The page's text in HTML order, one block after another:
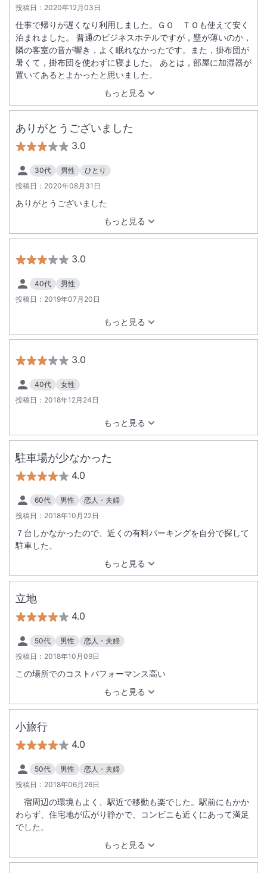
投稿日： 2020年12月03日
もっと見る
仕事で帰りが遅くなり利用しました。ＧＯ ＴＯも使えて安く
泊まれました。 普通のビジネスホテルですが，壁が薄いのか，
隣の客室の音が響き，よく眠れなかったです。また，掛布団が
暑くて，掛布団を使わずに寝ました。 あとは，部屋に加湿器が
置いてあるとよかったと思いました。
ありがとうございました
3.0
30代 男性
ひとり
投稿日： 2020年08月31日
もっと見る
ありがとうございました
3.0
40代
男性
投稿日： 2019年07月20日
もっと見る
3.0
40代
女性
投稿日： 2018年12月24日
もっと見る
駐車場が少なかった
4.0
60代 男性
恋人・夫婦
投稿日： 2018年10月22日
もっと見る
７台しかなかったので、近くの有料パーキングを自分で探して
駐車した。
立地
4.0
50代 男性
恋人・夫婦
投稿日： 2018年10月09日
もっと見る
この場所でのコストパフォーマンス高い
小旅行
4.0
50代 男性
恋人・夫婦
投稿日： 2018年06月26日
もっと見る
宿周辺の環境もよく、駅近で移動も楽でした。駅前にもかか
わらず、住宅地が広がり静かで、コンビニも近くにあって満足
でした。